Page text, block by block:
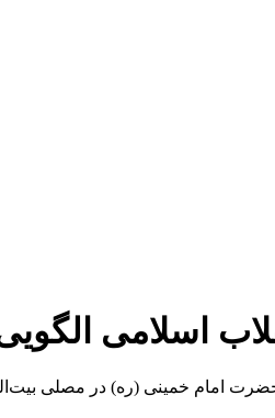
اسلامی
امام خمینی (ره) در مصلی